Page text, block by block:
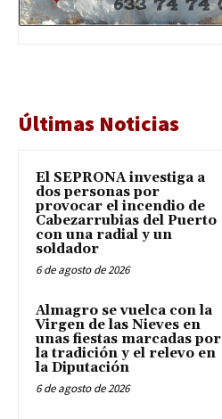
Últimas Noticias
El SEPRONA investiga a
dos personas por
provocar el incendio de
Cabezarrubias del Puerto
con una radial y un
soldador
6 de agosto de 2026
Almagro se vuelca con la
Virgen de las Nieves en
unas fiestas marcadas por
la tradición y el relevo en
la Diputación
6 de agosto de 2026